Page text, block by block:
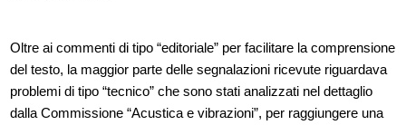
Oltre ai commenti di tipo “editoriale” per facilitare la comprensione
del testo, la maggior parte delle segnalazioni ricevute riguardava
problemi di tipo “tecnico” che sono stati analizzati nel dettaglio
dalla Commissione “Acustica e vibrazioni”, per raggiungere una